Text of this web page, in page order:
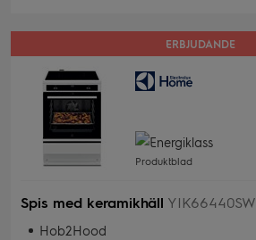
ERBJUDANDE
Produktblad
Spis med keramikhäll YIK66440SW
Hob2Hood